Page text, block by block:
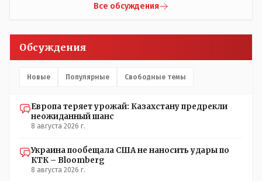
Все обсуждения
Обсуждения
Новые Популярные Свободные темы
Европа теряет урожай: Казахстану предрекли
неожиданный шанс
8 августа 2026 г.
Украина пообещала США не наносить удары по
КТК – Bloomberg
8 августа 2026 г.